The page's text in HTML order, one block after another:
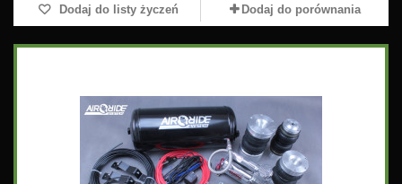
Dodaj do listy życzeń Dodaj do porównania